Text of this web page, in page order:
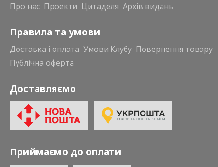
Про нас Проекти Цитаделя Архів видань
Правила та умови
Доставка і оплата Умови Клубу Повернення товару
Публічна оферта
Доставляємо
Приймаємо до оплати